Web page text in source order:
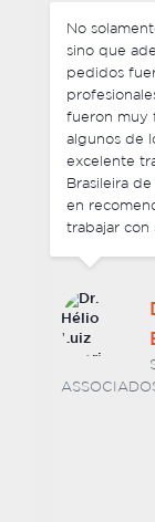
En general
servicio y
superó mis
la
Fueron
trabajo fue
Me
Traduções
requieran
complejos.
BOLIVIA